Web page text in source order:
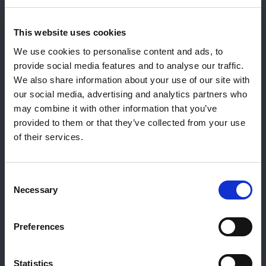
This website uses cookies
We use cookies to personalise content and ads, to
provide social media features and to analyse our traffic.
We also share information about your use of our site with
our social media, advertising and analytics partners who
may combine it with other information that you’ve
provided to them or that they’ve collected from your use
of their services.
Selection
Necessary
Preferences
Statistics
Contact
Contact général
Reiff Petroleum Luxembourg S.A.
Marburgerstrooss 21
9764 Marnach
Luxembourg
+352 92 92 92 -33
CERTAS ENERGY LUXEMBOURG SARL
Sociétés